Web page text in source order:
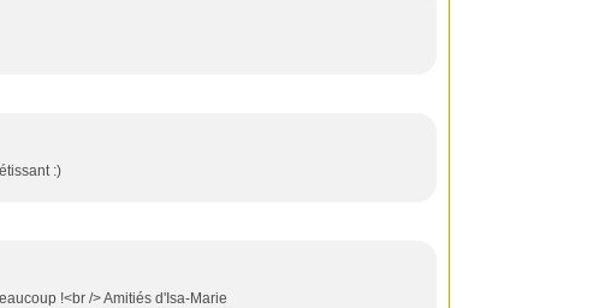
:)
!<br /> Amitiés d'Isa-Marie